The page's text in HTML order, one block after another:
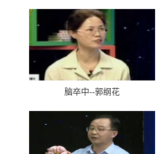
脑卒中--郭纲花